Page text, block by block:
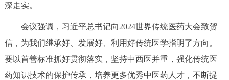
绿色北京
ENGLISH 한국어 日本語
深走实。
会议强调，习近平总书记向2024世界传统医药大会致贺
信，为我们继承好、发展好、利用好传统医学指明了方向。
要以首善标准抓好贯彻落实，坚持中西医并重，强化传统医
药知识技术的保护传承，培养更多优秀中医药人才，不断提